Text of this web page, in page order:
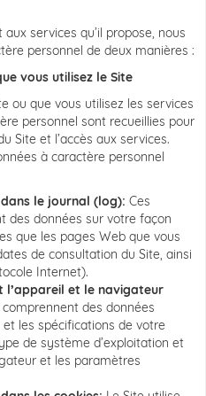
services qu’il propose, nous
personnel de deux manières :
vous utilisez le Site
ou que vous utilisez les services
personnel sont recueillies pour
Site et l’accès aux services.
à caractère personnel
le journal (log): Ces
des données sur votre façon
que les pages Web que vous
de consultation du Site, ainsi
Internet).
l’appareil et le navigateur
des données
les spécifications de votre
de système d’exploitation et
et les paramètres